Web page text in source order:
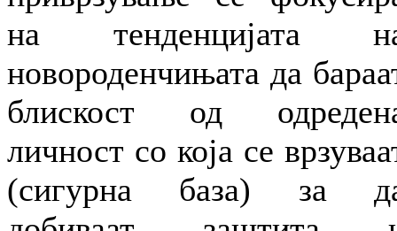
на тенденцијата
новороденчињата да
блискост од
личност со која се
(сигурна база) за